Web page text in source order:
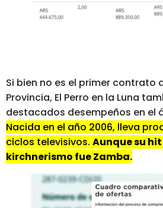
Si bien no es el primer contrato
Provincia, El Perro en la Luna
destacados desempeños en el
Nacida en el año 2006, lleva
ciclos televisivos. Aunque su
kirchnerismo fue Zamba.